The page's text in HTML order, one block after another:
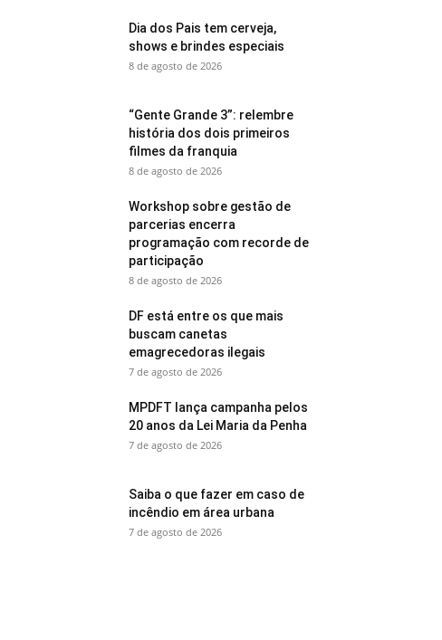
Dia dos Pais tem cerveja,
shows e brindes especiais
8 de agosto de 2026
“Gente Grande 3”: relembre
história dos dois primeiros
filmes da franquia
8 de agosto de 2026
Workshop sobre gestão de
parcerias encerra
programação com recorde de
participação
8 de agosto de 2026
DF está entre os que mais
buscam canetas
emagrecedoras ilegais
7 de agosto de 2026
MPDFT lança campanha pelos
20 anos da Lei Maria da Penha
7 de agosto de 2026
Saiba o que fazer em caso de
incêndio em área urbana
7 de agosto de 2026